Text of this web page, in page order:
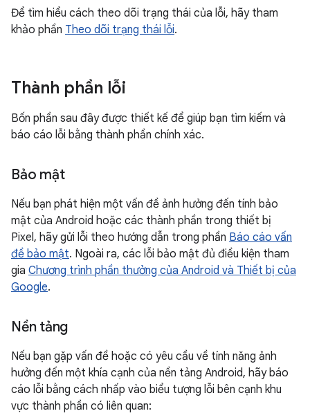
Để tìm hiểu cách theo dõi trạng thái của lỗi, hãy tham
khảo phần Theo dõi trạng thái lỗi.
Thành phần lỗi
Bốn phần sau đây được thiết kế để giúp bạn tìm kiếm và
báo cáo lỗi bằng thành phần chính xác.
Bảo mật
Nếu bạn phát hiện một vấn đề ảnh hưởng đến tính bảo
mật của Android hoặc các thành phần trong thiết bị
Pixel, hãy gửi lỗi theo hướng dẫn trong phần Báo cáo vấn
đề bảo mật. Ngoài ra, các lỗi bảo mật đủ điều kiện tham
gia Chương trình phần thưởng của Android và Thiết bị của
Google.
Nền tảng
Nếu bạn gặp vấn đề hoặc có yêu cầu về tính năng ảnh
hưởng đến một khía cạnh của nền tảng Android, hãy báo
cáo lỗi bằng cách nhấp vào biểu tượng lỗi bên cạnh khu
vực thành phần có liên quan: